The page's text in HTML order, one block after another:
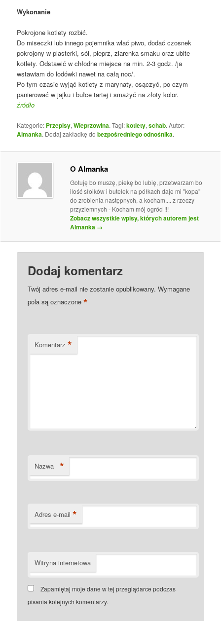
Wykonanie
Pokrojone kotlety rozbić.
Do miseczki lub innego pojemnika wlać piwo, dodać czosnek
pokrojony w plasterki, sól, pieprz, ziarenka smaku oraz ubite
kotlety. Odstawić w chłodne miejsce na min. 2-3 godz. /ja
wstawiam do lodówki nawet na całą noc/.
Po tym czasie wyjąć kotlety z marynaty, osączyć, po czym
panierować w jajku i bułce tartej i smażyć na złoty kolor.
źródło
Kategorie: Przepisy,Wieprzowina. Tagi:kotlety,schab. Autor:
Almanka. Dodaj zakładkę dobezpośredniego odnośnika.
O Almanka
Gotuję bo muszę, piekę bo lubię, przetwarzam bo
ilość słoików i butelek na półkach daje mi "kopa"
do zrobienia następnych, a kocham.... z rzeczy
przyziemnych - Kocham mój ogród !!!
Zobacz wszystkie wpisy, których autorem jest
Almanka →
Dodaj komentarz
Twój adres e-mail nie zostanie opublikowany. Wymagane
pola są oznaczone*
Komentarz *
Nazwa *
Adres e-mail *
Witryna internetowa
Zapamiętaj moje dane w tej przeglądarce podczas
pisania kolejnych komentarzy.